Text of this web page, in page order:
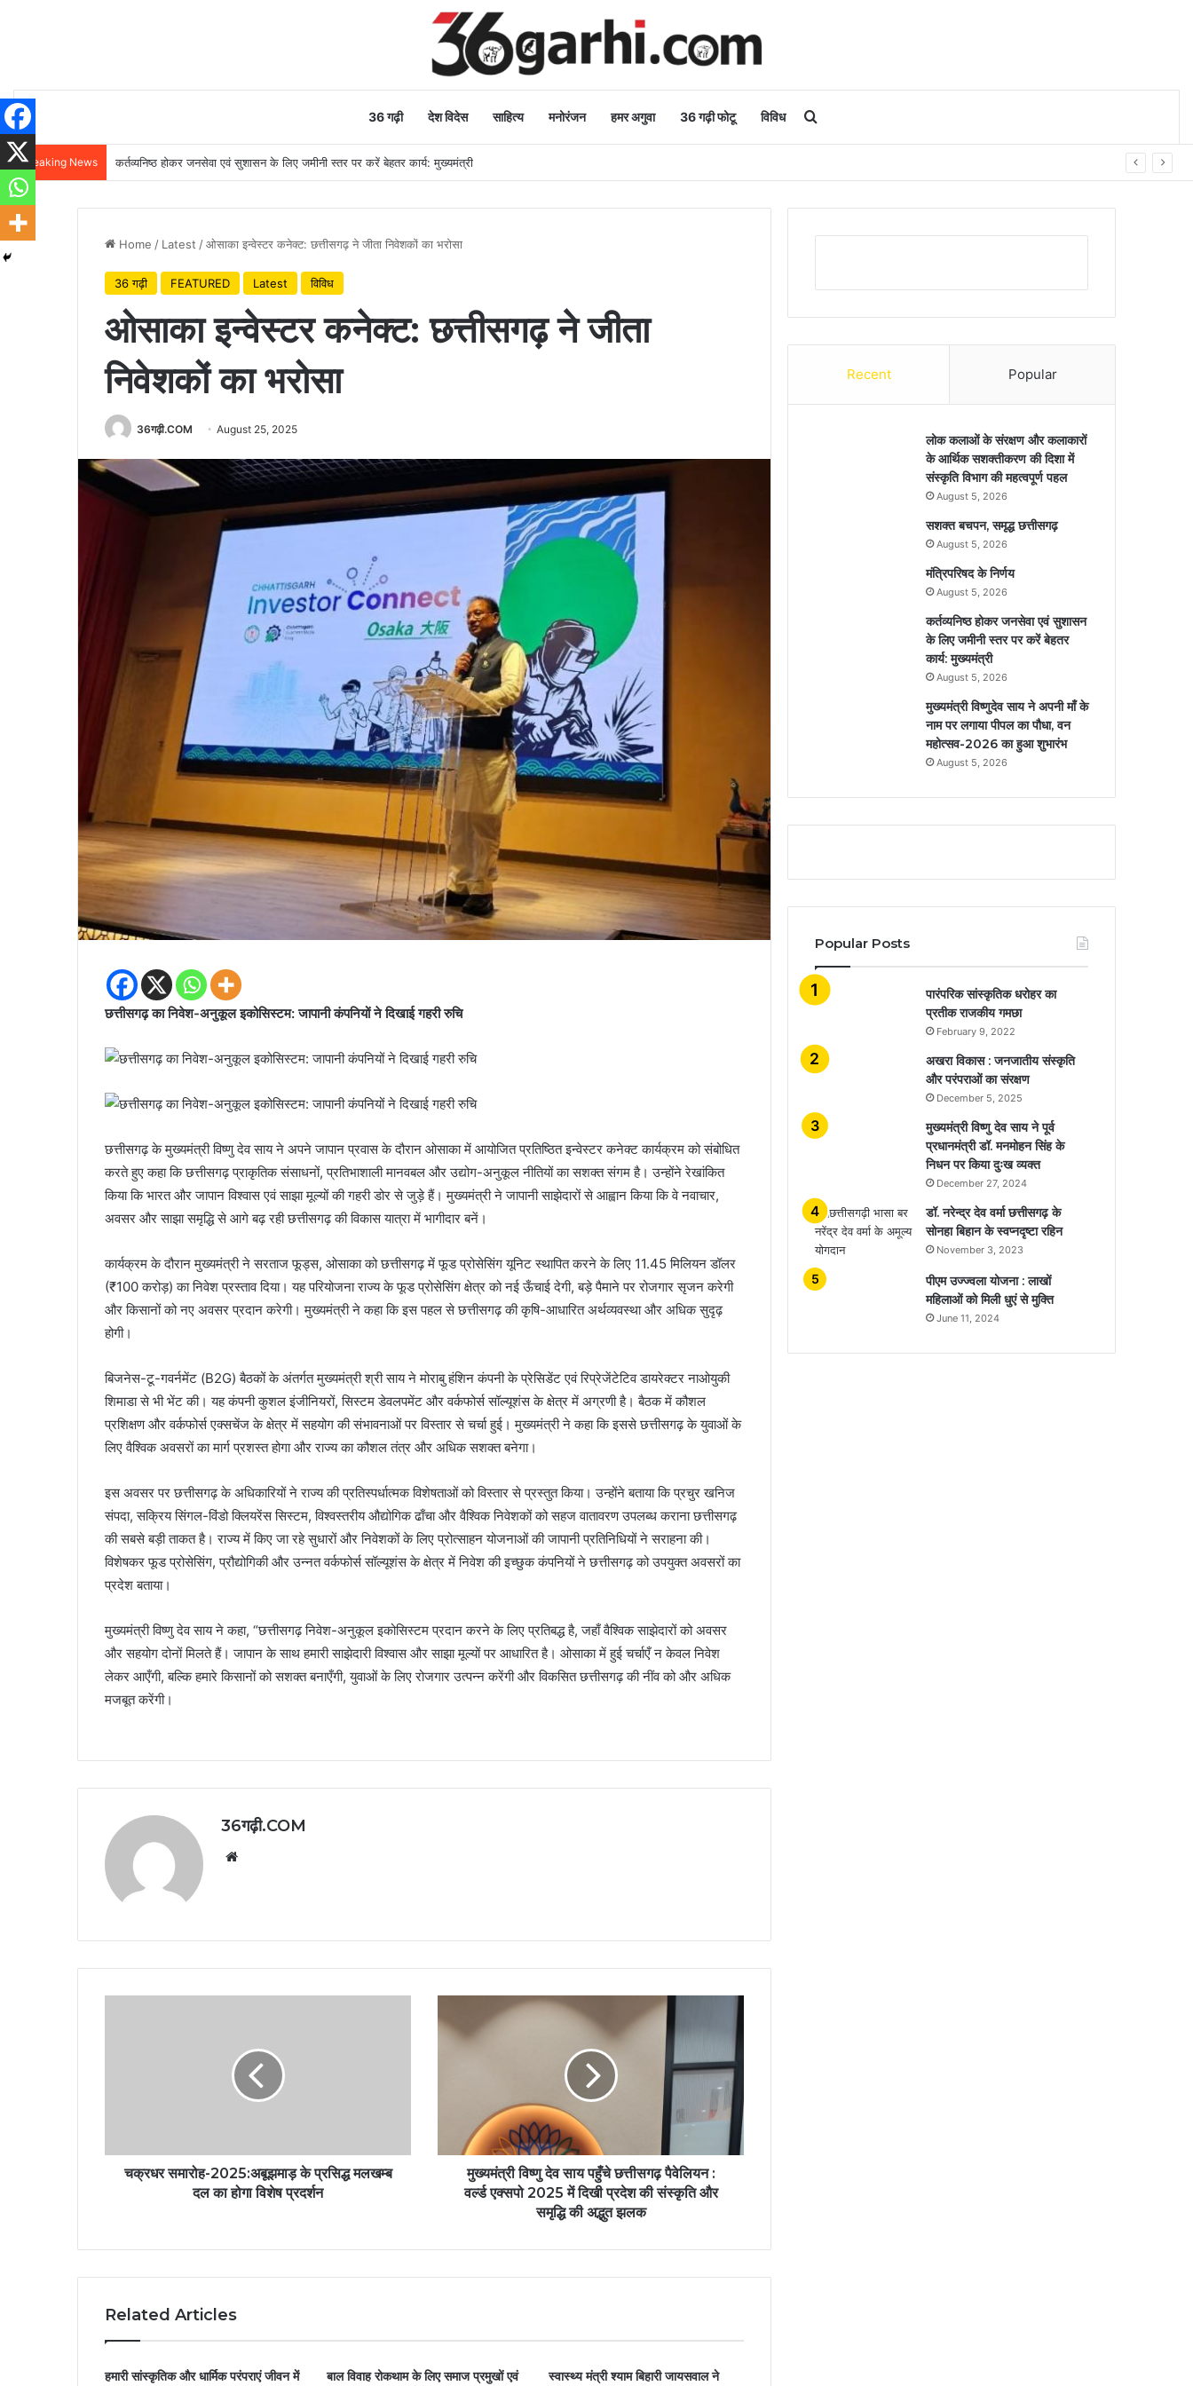
36 गढ़ी देश विदेस साहित्य मनोरंजन हमर अगुवा 36 गढ़ी फोटू विविध
Breaking News मुख्यमंत्री विष्णुदेव साय ने अपनी माँ के नाम पर लगाया पीपल का पौधा, वन महोत्सव-2026 का हुआ शुभारंभ
Home / Latest /ओसाका इन्वेस्टर कनेक्ट: छत्तीसगढ़ ने जीता निवेशकों का भरोसा
36 गढ़ी FEATURED Latest विविध
ओसाका इन्वेस्टर कनेक्ट: छत्तीसगढ़ ने जीता
निवेशकों का भरोसा
36गढ़ी.COM August 25, 2025
छत्तीसगढ़ का निवेश-अनुकूल इकोसिस्टम: जापानी कंपनियों ने दिखाई गहरी रुचि
छत्तीसगढ़ के मुख्यमंत्री विष्णु देव साय ने अपने जापान प्रवास के दौरान ओसाका में आयोजित प्रतिष्ठित इन्वेस्टर कनेक्ट कार्यक्रम को संबोधित
करते हुए कहा कि छत्तीसगढ़ प्राकृतिक संसाधनों, प्रतिभाशाली मानवबल और उद्योग-अनुकूल नीतियों का सशक्त संगम है। उन्होंने रेखांकित
किया कि भारत और जापान विश्वास एवं साझा मूल्यों की गहरी डोर से जुड़े हैं। मुख्यमंत्री ने जापानी साझेदारों से आह्वान किया कि वे नवाचार,
अवसर और साझा समृद्धि से आगे बढ़ रही छत्तीसगढ़ की विकास यात्रा में भागीदार बनें।
कार्यक्रम के दौरान मुख्यमंत्री ने सरताज फूड्स, ओसाका को छत्तीसगढ़ में फूड प्रोसेसिंग यूनिट स्थापित करने के लिए 11.45 मिलियन डॉलर
(₹100 करोड़) का निवेश प्रस्ताव दिया। यह परियोजना राज्य के फूड प्रोसेसिंग क्षेत्र को नई ऊँचाई देगी, बड़े पैमाने पर रोजगार सृजन करेगी
और किसानों को नए अवसर प्रदान करेगी। मुख्यमंत्री ने कहा कि इस पहल से छत्तीसगढ़ की कृषि-आधारित अर्थव्यवस्था और अधिक सुदृढ़
होगी।
बिजनेस-टू-गवर्नमेंट (B2G) बैठकों के अंतर्गत मुख्यमंत्री श्री साय ने मोराबु हंशिन कंपनी के प्रेसिडेंट एवं रिप्रेजेंटेटिव डायरेक्टर नाओयुकी
शिमाडा से भी भेंट की। यह कंपनी कुशल इंजीनियरों, सिस्टम डेवलपमेंट और वर्कफोर्स सॉल्यूशंस के क्षेत्र में अग्रणी है। बैठक में कौशल
प्रशिक्षण और वर्कफोर्स एक्सचेंज के क्षेत्र में सहयोग की संभावनाओं पर विस्तार से चर्चा हुई। मुख्यमंत्री ने कहा कि इससे छत्तीसगढ़ के युवाओं के
लिए वैश्विक अवसरों का मार्ग प्रशस्त होगा और राज्य का कौशल तंत्र और अधिक सशक्त बनेगा।
इस अवसर पर छत्तीसगढ़ के अधिकारियों ने राज्य की प्रतिस्पर्धात्मक विशेषताओं को विस्तार से प्रस्तुत किया। उन्होंने बताया कि प्रचुर खनिज
संपदा, सक्रिय सिंगल-विंडो क्लियरेंस सिस्टम, विश्वस्तरीय औद्योगिक ढाँचा और वैश्विक निवेशकों को सहज वातावरण उपलब्ध कराना छत्तीसगढ़
की सबसे बड़ी ताकत है। राज्य में किए जा रहे सुधारों और निवेशकों के लिए प्रोत्साहन योजनाओं की जापानी प्रतिनिधियों ने सराहना की।
विशेषकर फूड प्रोसेसिंग, प्रौद्योगिकी और उन्नत वर्कफोर्स सॉल्यूशंस के क्षेत्र में निवेश की इच्छुक कंपनियों ने छत्तीसगढ़ को उपयुक्त अवसरों का
प्रदेश बताया।
मुख्यमंत्री विष्णु देव साय ने कहा, “छत्तीसगढ़ निवेश-अनुकूल इकोसिस्टम प्रदान करने के लिए प्रतिबद्ध है, जहाँ वैश्विक साझेदारों को अवसर
और सहयोग दोनों मिलते हैं। जापान के साथ हमारी साझेदारी विश्वास और साझा मूल्यों पर आधारित है। ओसाका में हुई चर्चाएँ न केवल निवेश
लेकर आएँगी, बल्कि हमारे किसानों को सशक्त बनाएँगी, युवाओं के लिए रोजगार उत्पन्न करेंगी और विकसित छत्तीसगढ़ की नींव को और अधिक
मजबूत करेंगी।
36गढ़ी.COM
चक्रधर समारोह-2025:अबूझमाड़ के प्रसिद्ध मलखम्ब
दल का होगा विशेष प्रदर्शन
मुख्यमंत्री विष्णु देव साय पहुँचे छत्तीसगढ़ पैवेलियन :
वर्ल्ड एक्सपो 2025 में दिखी प्रदेश की संस्कृति और
समृद्धि की अद्भुत झलक
Related Articles
हमारी सांस्कृतिक और धार्मिक परंपराएं जीवन में
बाल विवाह रोकथाम के लिए समाज प्रमुखों एवं
स्वास्थ्य मंत्री श्याम बिहारी जायसवाल ने
Recent Popular
लोक कलाओं के संरक्षण और कलाकारों
के आर्थिक सशक्तीकरण की दिशा में
संस्कृति विभाग की महत्वपूर्ण पहल
August 5, 2026
सशक्त बचपन, समृद्ध छत्तीसगढ़
August 5, 2026
मंत्रिपरिषद के निर्णय
August 5, 2026
कर्तव्यनिष्ठ होकर जनसेवा एवं सुशासन
के लिए जमीनी स्तर पर करें बेहतर
कार्य: मुख्यमंत्री
August 5, 2026
मुख्यमंत्री विष्णुदेव साय ने अपनी माँ के
नाम पर लगाया पीपल का पौधा, वन
महोत्सव-2026 का हुआ शुभारंभ
August 5, 2026
Popular Posts
​​​​​​​पारंपरिक सांस्कृतिक धरोहर का
प्रतीक राजकीय गमछा
February 9, 2022
अखरा विकास : जनजातीय संस्कृति
और परंपराओं का संरक्षण
December 5, 2025
मुख्यमंत्री विष्णु देव साय ने पूर्व
प्रधानमंत्री डॉ. मनमोहन सिंह के
निधन पर किया दुःख व्यक्त
December 27, 2024
डॉ. नरेन्द्र देव वर्मा छत्तीसगढ़ के
सोनहा बिहान के स्वप्नदृष्टा रहिन
November 3, 2023
पीएम उज्ज्वला योजना : लाखों
महिलाओं को मिली धुएं से मुक्ति
June 11, 2024